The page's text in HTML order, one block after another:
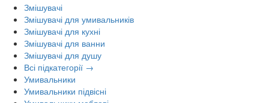
Змішувачі
Змішувачі для умивальників
Змішувачі для кухні
Змішувачі для ванни
Змішувачі для душу
Всі підкатегорії →
Умивальники
Умивальники підвісні